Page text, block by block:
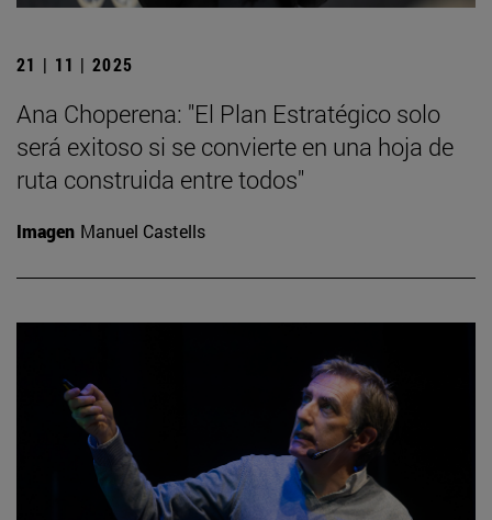
21 | 11 | 2025
Ana Choperena: "El Plan Estratégico solo
será exitoso si se convierte en una hoja de
ruta construida entre todos"
Imagen Manuel Castells